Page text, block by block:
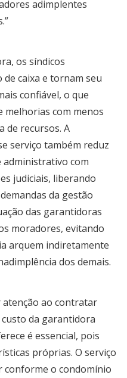
adimplentes
os síndicos
caixa e tornam seu
confiável, o que
melhorias com menos
de recursos. A
serviço também reduz
com
judiciais, liberando
da gestão
das garantidoras
moradores, evitando
arquem indiretamente
dos demais.
ao contratar
da garantidora
é essencial, pois
próprias. O serviço
conforme o condomínio